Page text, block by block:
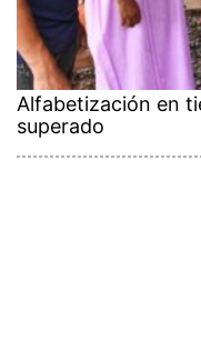
Alfabetización en
superado